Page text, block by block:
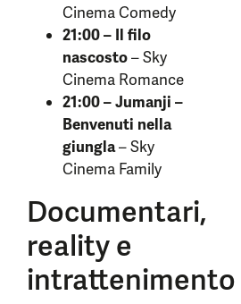
Cinema Comedy
21:00 – Il filo
nascosto– Sky
Cinema Romance
21:00 – Jumanji –
Benvenuti nella
giungla– Sky
Cinema Family
Documentari,
reality e
intrattenimento